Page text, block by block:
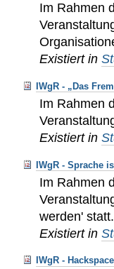
Im Rahmen
Existiert in
IWgR - „Das
Im Rahmen
Existiert in
IWgR - Sprache
Im Rahmen
werden' statt.
Existiert in
IWgR -